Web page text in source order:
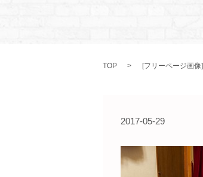
TOP [フリーページ画像]
2017-05-29